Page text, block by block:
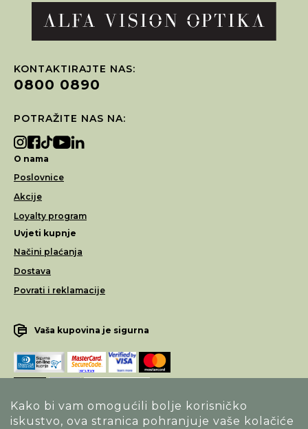
Kako bi vam omogućili bolje korisničko
iskustvo, ova stranica pohranjuje vaše kolačiće
KONTAKTIRAJTE NAS:
0800 0890
POTRAŽITE NAS NA:
O nama
Poslovnice
Akcije
Loyalty program
Uvjeti kupnje
Načini plaćanja
Dostava
Povrati i reklamacije
Vaša kupovina je sigurna